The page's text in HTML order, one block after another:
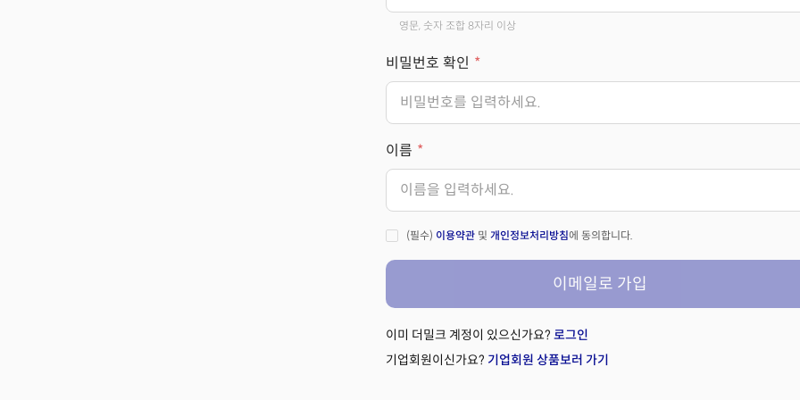
영문, 숫자 조합 8자리 이상
비밀번호 확인
이름
(필수) 이용약관 및 개인정보처리방침에 동의합니다.
이메일로 가입
이미 더밀크 계정이 있으신가요? 로그인
기업회원이신가요? 기업회원 상품보러 가기